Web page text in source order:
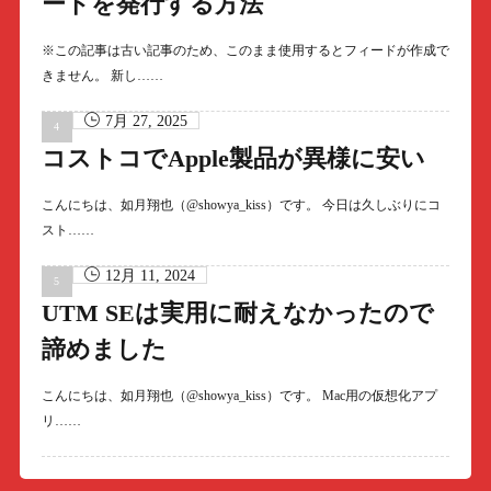
※この記事は古い記事のため、このまま使用するとフィードが作成で
きません。 新し……
7月 27, 2025
コストコでApple製品が異様に安い
こんにちは、如月翔也（@showya_kiss）です。 今日は久しぶりにコ
スト……
12月 11, 2024
UTM SEは実用に耐えなかったので
諦めました
こんにちは、如月翔也（@showya_kiss）です。 Mac用の仮想化アプ
リ……